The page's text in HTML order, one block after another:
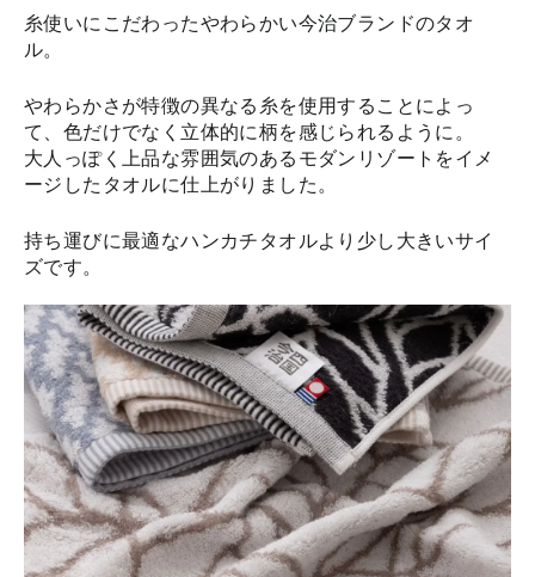
糸使いにこだわったやわらかい今治ブランドのタオ
ル。
やわらかさが特徴の異なる糸を使用することによっ
て、色だけでなく立体的に柄を感じられるように。
大人っぽく上品な雰囲気のあるモダンリゾートをイメ
ージしたタオルに仕上がりました。
持ち運びに最適なハンカチタオルより少し大きいサイ
ズです。